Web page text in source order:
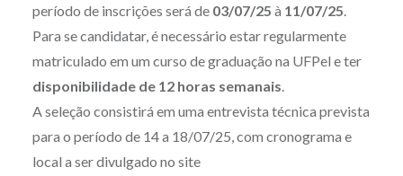
período de inscrições será de03/07/25 à 11/07/25.
Para se candidatar, é necessário estar regularmente
matriculado em um curso de graduação na UFPel e ter
disponibilidade de 12 horas semanais.
A seleção consistirá em uma entrevista técnica prevista
para o período de 14 a 18/07/25, com cronograma e
local a ser divulgado no site